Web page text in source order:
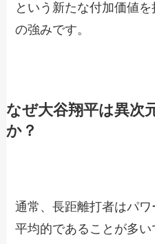
という新たな付加価値
の強みです。
なぜ大谷翔平は異次
か？
通常、長距離打者はパ
平均的であることが多い